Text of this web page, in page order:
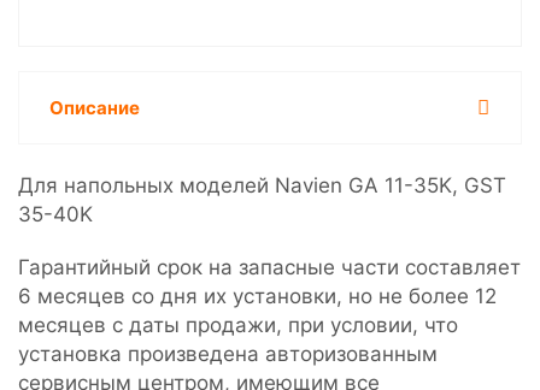
Описание
Для напольных моделей Navien GA 11-35K, GST
35-40K
Гарантийный срок на запасные части составляет
6 месяцев со дня их установки, но не более 12
месяцев с даты продажи, при условии, что
установка произведена авторизованным
сервисным центром, имеющим все